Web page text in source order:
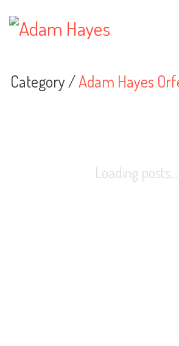
Category /Adam Hayes
Loading posts...